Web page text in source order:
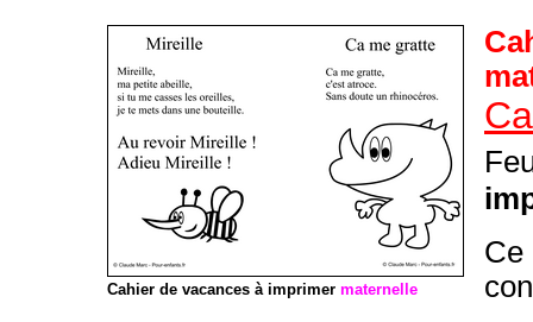
Cahier de vacances à imprimer maternelle
Ce